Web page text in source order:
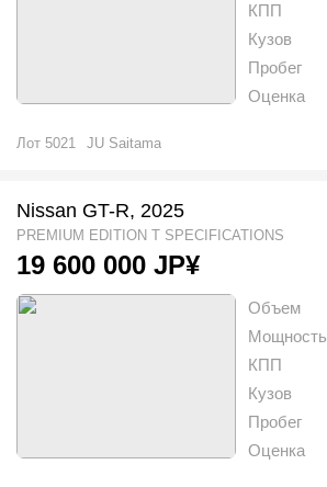
КПП
Кузов
Пробег
Оценка
Лот 5021 JU Saitama
Nissan GT-R, 2025
PREMIUM EDITION T SPECIFICATIONS
19 600 000 JP¥
Объем
Мощность
КПП
Кузов
Пробег
Оценка